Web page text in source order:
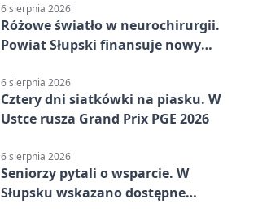
6 sierpnia 2026
Różowe światło w neurochirurgii.
Powiat Słupski finansuje nowy
6 sierpnia 2026
Cztery dni siatkówki na piasku. W
Ustce rusza Grand Prix PGE 2026
6 sierpnia 2026
Seniorzy pytali o wsparcie. W
Słupsku wskazano dostępne